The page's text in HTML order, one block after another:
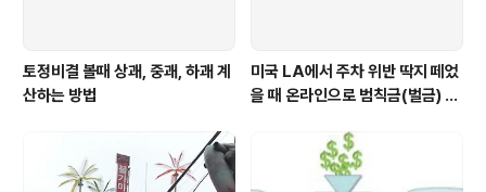
토정비결 볼때 상괘, 중괘, 하괘 계
산하는 방법
미국 LA에서 주차 위반 딱지 떼었
을 때 온라인으로 범칙금(벌금) 내